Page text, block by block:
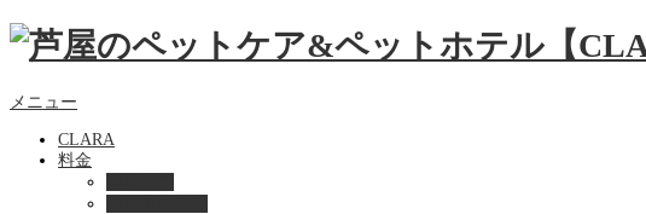
メニュー
CLARA
料金